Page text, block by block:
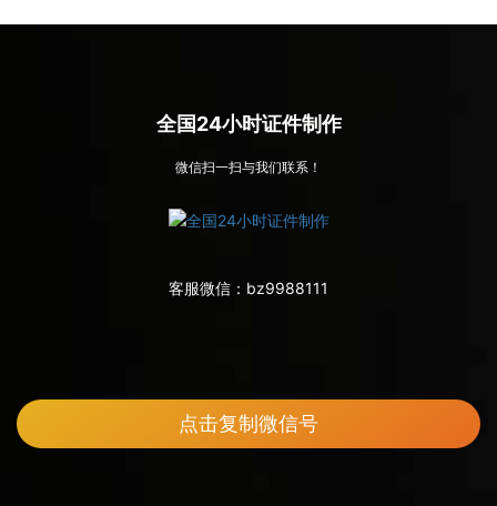
全国24小时证件制作
微信扫一扫与我们联系！
客服微信： bz9988111
点击复制微信号